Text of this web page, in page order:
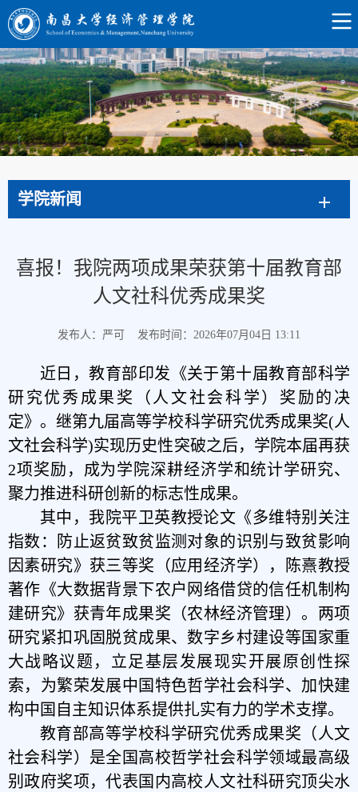
学院新闻
喜报！我院两项成果荣获第十届教育部
人文社科优秀成果奖
发布人：严可 发布时间：2026年07月04日 13:11
近日，教育部印发《关于第十届教育部科学
研究优秀成果奖（人文社会科学）奖励的决
定》。继第九届高等学校科学研究优秀成果奖(人
文社会科学)实现历史性突破之后，学院本届再获
2项奖励，成为学院深耕经济学和统计学研究、
聚力推进科研创新的标志性成果。
其中，我院平卫英教授论文《多维特别关注
指数：防止返贫致贫监测对象的识别与致贫影响
因素研究》获三等奖（应用经济学），陈熹教授
著作《大数据背景下农户网络借贷的信任机制构
建研究》获青年成果奖（农林经济管理）。两项
研究紧扣巩固脱贫成果、数字乡村建设等国家重
大战略议题，立足基层发展现实开展原创性探
索，为繁荣发展中国特色哲学社会科学、加快建
构中国自主知识体系提供扎实有力的学术支撑。
教育部高等学校科学研究优秀成果奖（人文
社会科学）是全国高校哲学社会科学领域最高级
别政府奖项，代表国内高校人文社科研究顶尖水